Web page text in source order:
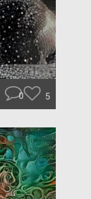
0 5